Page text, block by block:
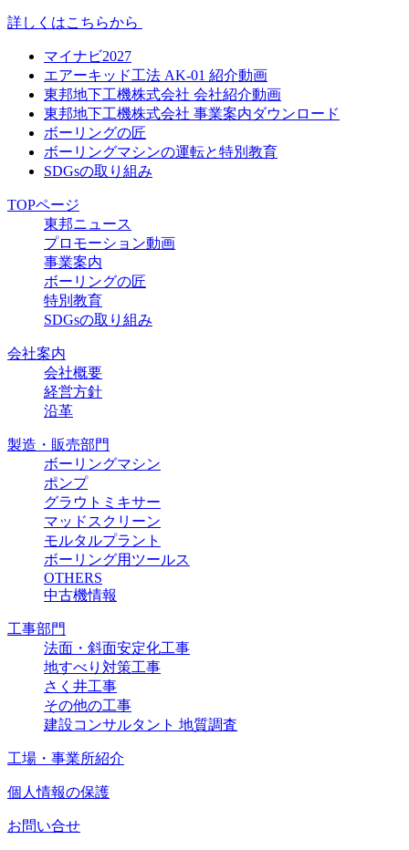
詳しくはこちらから
マイナビ2027
エアーキッド工法 AK-01 紹介動画
東邦地下工機株式会社 会社紹介動画
東邦地下工機株式会社 事業案内ダウンロード
ボーリングの匠
ボーリングマシンの運転と特別教育
SDGsの取り組み
TOPページ
東邦ニュース
プロモーション動画
事業案内
ボーリングの匠
特別教育
SDGsの取り組み
会社案内
会社概要
経営方針
沿革
製造・販売部門
ボーリングマシン
ポンプ
グラウトミキサー
マッドスクリーン
モルタルプラント
ボーリング用ツールス
OTHERS
中古機情報
工事部門
法面・斜面安定化工事
地すべり対策工事
さく井工事
その他の工事
建設コンサルタント 地質調査
工場・事業所紹介
個人情報の保護
お問い合せ